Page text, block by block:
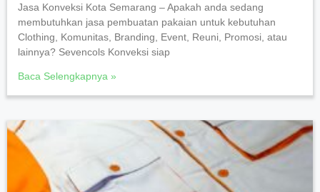
Jasa Konveksi Kota Semarang – Apakah anda sedang
membutuhkan jasa pembuatan pakaian untuk kebutuhan
Clothing, Komunitas, Branding, Event, Reuni, Promosi, atau
lainnya? Sevencols Konveksi siap
Baca Selengkapnya »